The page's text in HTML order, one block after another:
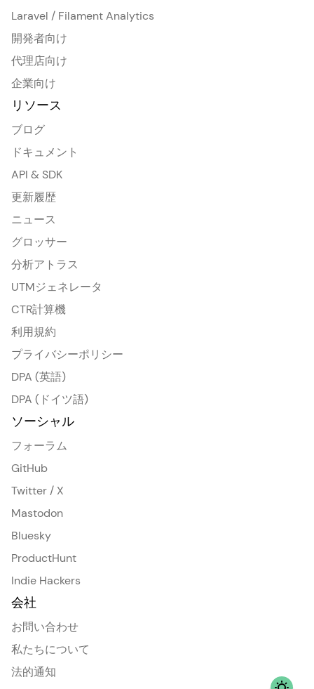
Laravel / Filament Analytics
開発者向け
代理店向け
企業向け
リソース
ブログ
ドキュメント
API & SDK
更新履歴
ニュース
グロッサー
分析アトラス
UTMジェネレータ
CTR計算機
利用規約
プライバシーポリシー
DPA (英語)
DPA (ドイツ語)
ソーシャル
フォーラム
GitHub
Twitter / X
Mastodon
Bluesky
ProductHunt
Indie Hackers
会社
お問い合わせ
私たちについて
法的通知